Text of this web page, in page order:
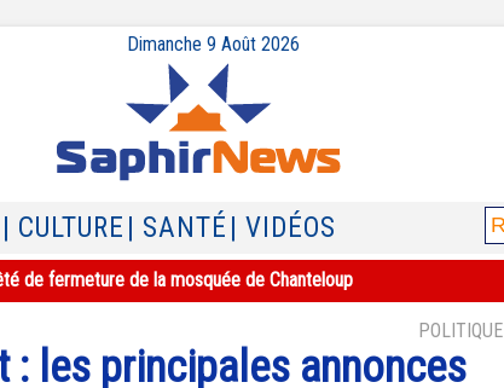
Dimanche 9 Août 2026
| CULTURE | SANTÉ | VIDÉOS
de fermeture de la mosquée de Chanteloup
POLITIQUE
: les principales annonces